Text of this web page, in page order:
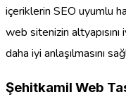
içeriklerin SEO uyumlu
web sitenizin
daha iyi anlaşılmasını
Şehitkamil Web